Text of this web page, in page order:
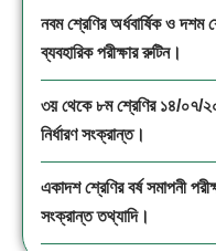
নবম শ্রেণির অর্ধবার্ষিক ও দশম
ব্যবহারিক পরীক্ষার রুটিন।
৩য় থেকে ৮ম শ্রেণির ১৪/০৭/
নির্ধারণ সংক্রান্ত।
একাদশ শ্রেণির বর্ষ সমাপনী
সংক্রান্ত তথ্যাদি।